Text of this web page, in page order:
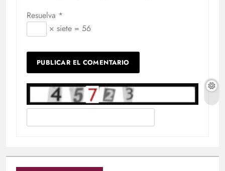
Resuelva *
× siete = 56